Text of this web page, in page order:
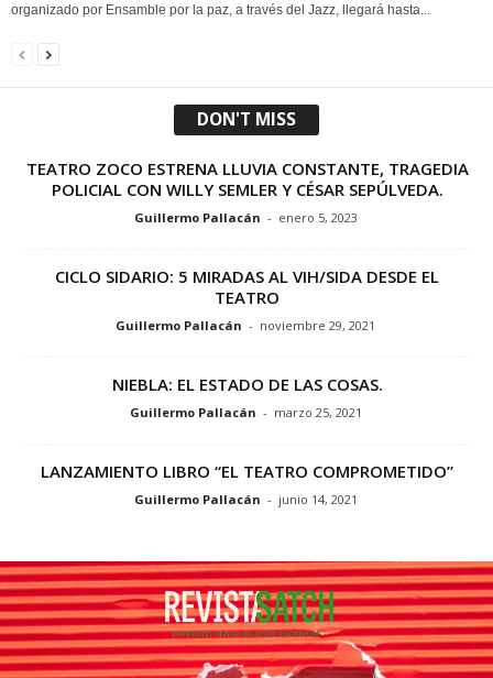
organizado por Ensamble por la paz, a través del Jazz, llegará hasta...
DON'T MISS
TEATRO ZOCO ESTRENA LLUVIA CONSTANTE, TRAGEDIA
POLICIAL CON WILLY SEMLER Y CÉSAR SEPÚLVEDA.
Guillermo Pallacán - enero 5, 2023
CICLO SIDARIO: 5 MIRADAS AL VIH/SIDA DESDE EL
TEATRO
Guillermo Pallacán - noviembre 29, 2021
NIEBLA: EL ESTADO DE LAS COSAS.
Guillermo Pallacán - marzo 25, 2021
LANZAMIENTO LIBRO “EL TEATRO COMPROMETIDO”
Guillermo Pallacán - junio 14, 2021